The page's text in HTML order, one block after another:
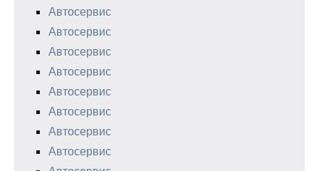
Автосервис
Автосервис
Автосервис
Автосервис
Автосервис
Автосервис
Автосервис
Автосервис